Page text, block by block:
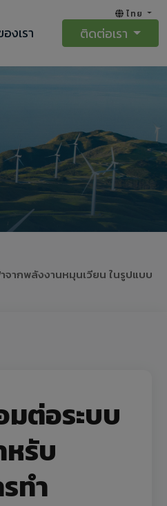
ไทย
งเรา ติดต่อเรา
จากพลังงานหมุนเวียน ในรูปแบบ
มต่อระบบ
หรับ
ทำ